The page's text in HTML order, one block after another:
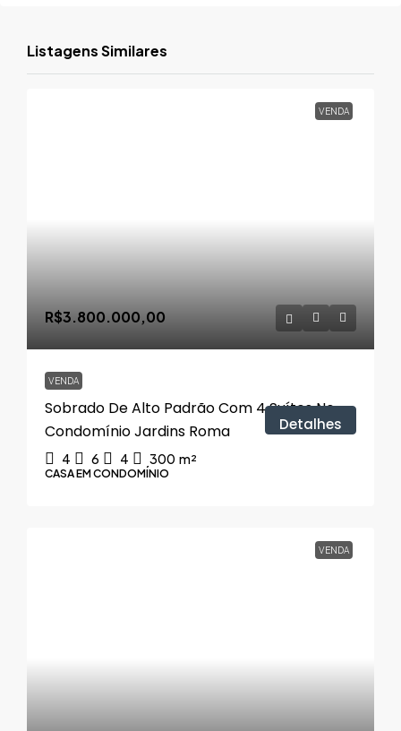
Listagens Similares
VENDA
R$3.800.000,00
VENDA
Sobrado De Alto Padrão Com 4 Suítes No
Condomínio Jardins Roma
4 6 4 300 m²
CASA EM CONDOMÍNIO
Detalhes
VENDA